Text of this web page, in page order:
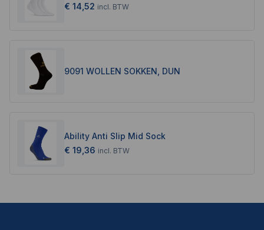
€ 14,52 incl. BTW
9091 WOLLEN SOKKEN, DUN
Ability Anti Slip Mid Sock
€ 19,36 incl. BTW